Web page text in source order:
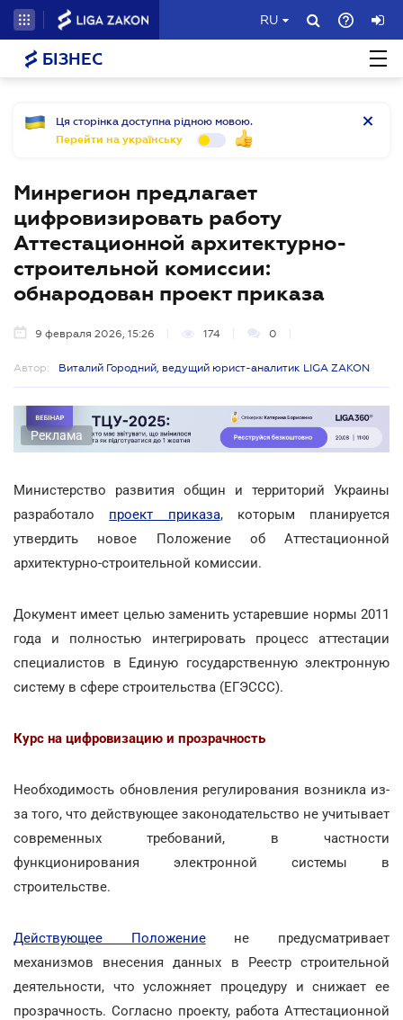
RU
БІЗНЕС
Ця сторінка доступна рідною мовою.
Перейти на українську
Минрегион предлагает
цифровизировать работу
Аттестационной архитектурно-
строительной комиссии:
обнародован проект приказа
9 февраля 2026, 15:26 174 0
Автор: Виталий Городний, ведущий юрист-аналитик LIGA ZAKON
Реклама
Министерство развития общин и территорий Украины
разработало проект приказа, которым планируется
утвердить новое Положение об Аттестационной
архитектурно-строительной комиссии.
Документ имеет целью заменить устаревшие нормы 2011
года и полностью интегрировать процесс аттестации
специалистов в Единую государственную электронную
систему в сфере строительства (ЕГЭССС).
Курс на цифровизацию и прозрачность
Необходимость обновления регулирования возникла из-
за того, что действующее законодательство не учитывает
современных требований, в частности
функционирования электронной системы в
строительстве.
Действующее Положениене предусматривает
механизмов внесения данных в Реестр строительной
деятельности, что усложняет процедуру и снижает ее
прозрачность. Согласно проекту, работа Аттестационной